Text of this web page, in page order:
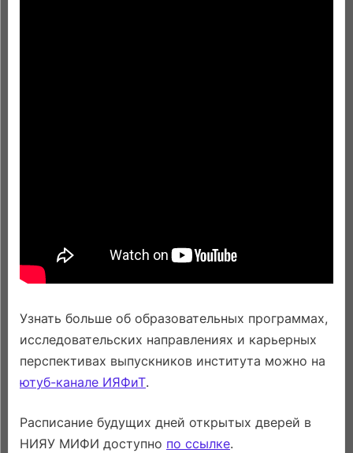
Узнать больше об образовательных программах,
исследовательских направлениях и карьерных
перспективах выпускников института можно на
ютуб-канале ИЯФиТ.
Расписание будущих дней открытых дверей в
НИЯУ МИФИ доступно по ссылке.